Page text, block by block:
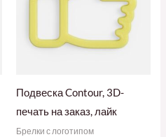
Подвеска Contour, 3D-
печать на заказ, лайк
Брелки с логотипом